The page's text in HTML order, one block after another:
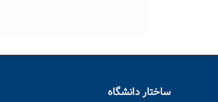
ساختار دانشگاه